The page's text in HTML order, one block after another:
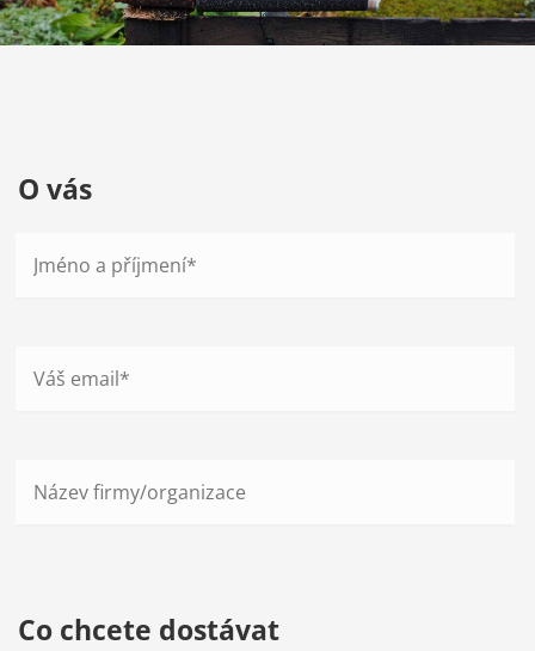
O vás
Co chcete dostávat